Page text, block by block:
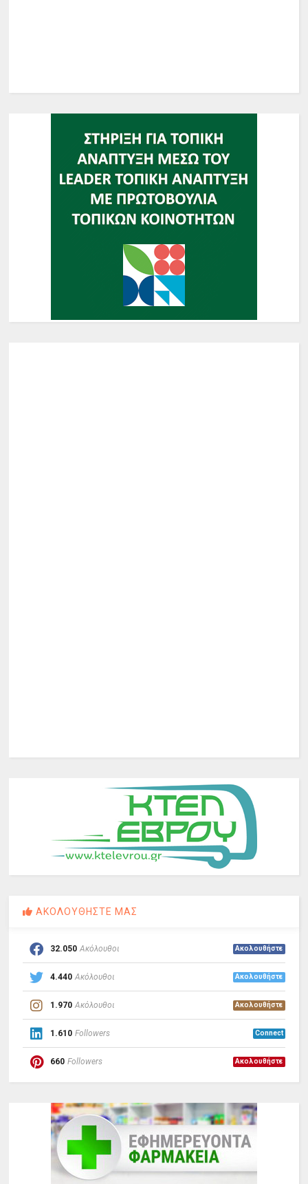
ΑΚΟΛΟΥΘΗΣΤΕ ΜΑΣ
32.050 Ακόλουθοι Ακολουθήστε
4.440 Ακόλουθοι Ακολουθήστε
1.970 Ακόλουθοι Ακολουθήστε
1.610 Followers Connect
660 Followers Ακολουθήστε